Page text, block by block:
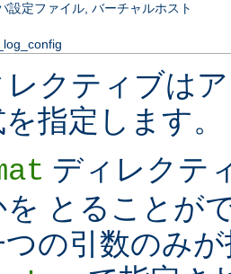
設定ファイル, バーチャルホスト
レクティブは
指定します。
ディレクテ
を とることが
の引数のみ